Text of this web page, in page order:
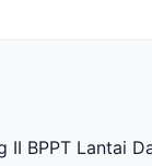
II BPPT Lantai